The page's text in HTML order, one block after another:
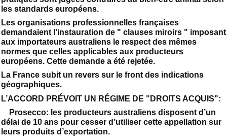
les standards européens.
Les organisations professionnelles françaises
demandaient l’instauration de " clauses miroirs " imposant
aux importateurs australiens le respect des mêmes
normes que celles applicables aux producteurs
européens. Cette demande a été rejetée.
La France subit un revers sur le front des indications
géographiques.
L’ACCORD PRÉVOIT UN RÉGIME DE "DROITS ACQUIS":
Prosecco: les producteurs australiens disposent d’un
délai de 10 ans pour cesser d’utiliser cette appellation sur
leurs produits d’exportation.